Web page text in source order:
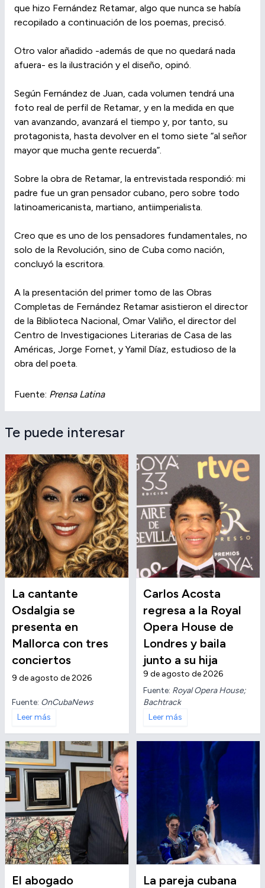
que hizo Fernández Retamar, algo que nunca se había
recopilado a continuación de los poemas, precisó.
Otro valor añadido -además de que no quedará nada
afuera- es la ilustración y el diseño, opinó.
Según Fernández de Juan, cada volumen tendrá una
foto real de perfil de Retamar, y en la medida en que
van avanzando, avanzará el tiempo y, por tanto, su
protagonista, hasta devolver en el tomo siete “al señor
mayor que mucha gente recuerda”.
Sobre la obra de Retamar, la entrevistada respondió: mi
padre fue un gran pensador cubano, pero sobre todo
latinoamericanista, martiano, antiimperialista.
Creo que es uno de los pensadores fundamentales, no
solo de la Revolución, sino de Cuba como nación,
concluyó la escritora.
A la presentación del primer tomo de las Obras
Completas de Fernández Retamar asistieron el director
de la Biblioteca Nacional, Omar Valiño, el director del
Centro de Investigaciones Literarias de Casa de las
Américas, Jorge Fornet, y Yamil Díaz, estudioso de la
obra del poeta.
Fuente: Prensa Latina
Te puede interesar
La cantante
Osdalgia se
presenta en
Mallorca con tres
conciertos
9 de agosto de 2026
Fuente: OnCubaNews
Leer más
Carlos Acosta
regresa a la Royal
Opera House de
Londres y baila
junto a su hija
9 de agosto de 2026
Fuente: Royal Opera House;
Bachtrack
Leer más
El abogado
La pareja cubana